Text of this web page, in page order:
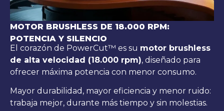
MOTOR BRUSHLESS DE 18.000 RPM:
POTENCIA Y SILENCIO
El corazón de PowerCut™ es su motor brushless
de alta velocidad (18.000 rpm), diseñado para
ofrecer máxima potencia con menor consumo.
Mayor durabilidad, mayor eficiencia y menor ruido:
trabaja mejor, durante más tiempo y sin molestias.